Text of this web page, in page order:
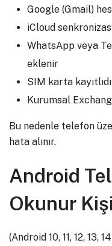
Google (Gmail)
iCloud
WhatsApp veya
eklenir
SIM karta
Kurumsal
Bu nedenle telefon
hata alınır.
Android
Okunur
(Android 10, 11, 12, 13,